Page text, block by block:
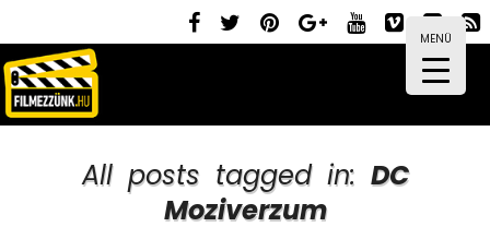
MENÜ
All posts tagged in: DC
Moziverzum